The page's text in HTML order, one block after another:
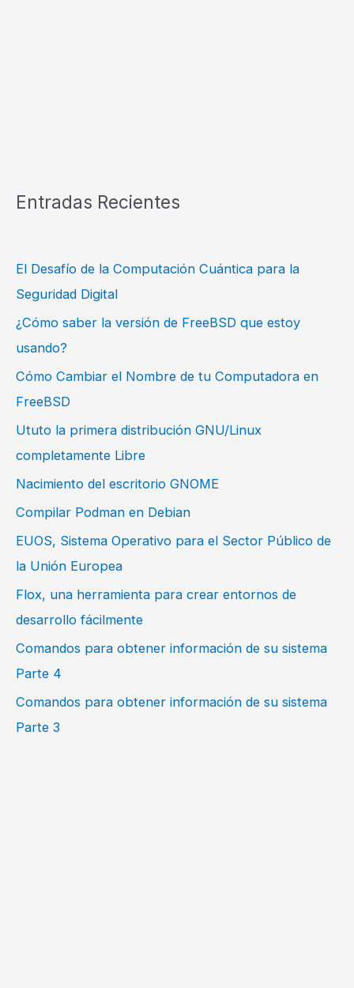
Entradas Recientes
El Desafío de la Computación Cuántica para la
Seguridad Digital
¿Cómo saber la versión de FreeBSD que estoy
usando?
Cómo Cambiar el Nombre de tu Computadora en
FreeBSD
Ututo la primera distribución GNU/Linux
completamente Libre
Nacimiento del escritorio GNOME
Compilar Podman en Debian
EUOS, Sistema Operativo para el Sector Público de
la Unión Europea
Flox, una herramienta para crear entornos de
desarrollo fácilmente
Comandos para obtener información de su sistema
Parte 4
Comandos para obtener información de su sistema
Parte 3